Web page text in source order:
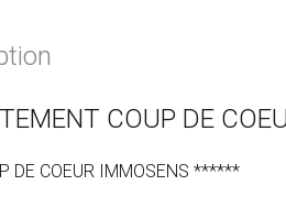
COUP DE
DE COEUR IMMOSENS ******